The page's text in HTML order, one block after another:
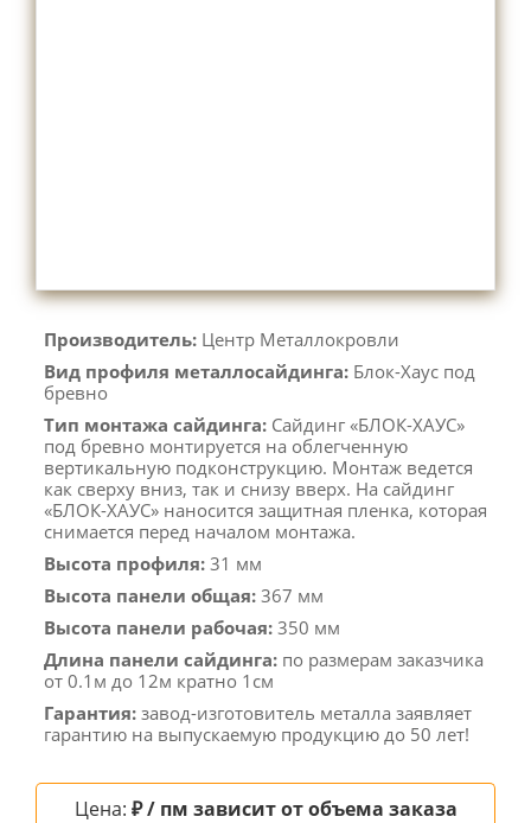
Производитель: Центр Металлокровли
Вид профиля металлосайдинга: Блок-Хаус под
бревно
Тип монтажа сайдинга: Сайдинг «БЛОК-ХАУС»
под бревно монтируется на облегченную
вертикальную подконструкцию. Монтаж ведется
как сверху вниз, так и снизу вверх. На сайдинг
«БЛОК-ХАУС» наносится защитная пленка, которая
снимается перед началом монтажа.
Высота профиля: 31 мм
Высота панели общая: 367 мм
Высота панели рабочая: 350 мм
Длина панели сайдинга: по размерам заказчика
от 0.1м до 12м кратно 1см
Гарантия: завод-изготовитель металла заявляет
гарантию на выпускаемую продукцию до 50 лет!
Цена: ₽ / пм зависит от объема заказа